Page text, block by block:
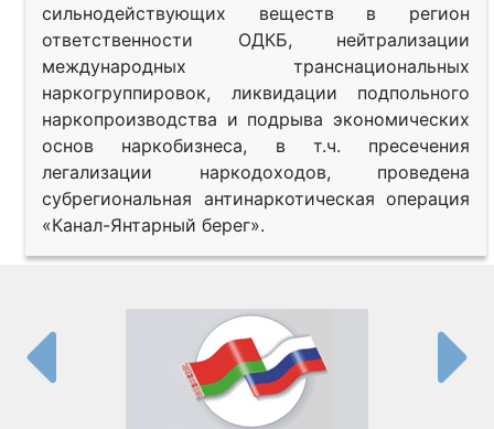
сильнодействующих веществ в регион
ответственности ОДКБ, нейтрализации
международных транснациональных
наркогруппировок, ликвидации подпольного
наркопроизводства и подрыва экономических
основ наркобизнеса, в т.ч. пресечения
легализации наркодоходов, проведена
субрегиональная антинаркотическая операция
«Канал-Янтарный берег».